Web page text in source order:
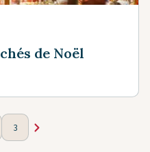
de Noël
3